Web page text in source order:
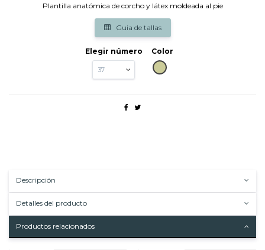
Plantilla anatómica de corcho y látex moldeada al pie
Guia de tallas
Elegir número
Color
BEIG
Descripción
Detalles del producto
Productos relacionados